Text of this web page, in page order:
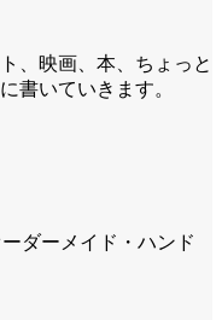
、映画、本、ちょっと
書いていきます。
ダーメイド・ハンド